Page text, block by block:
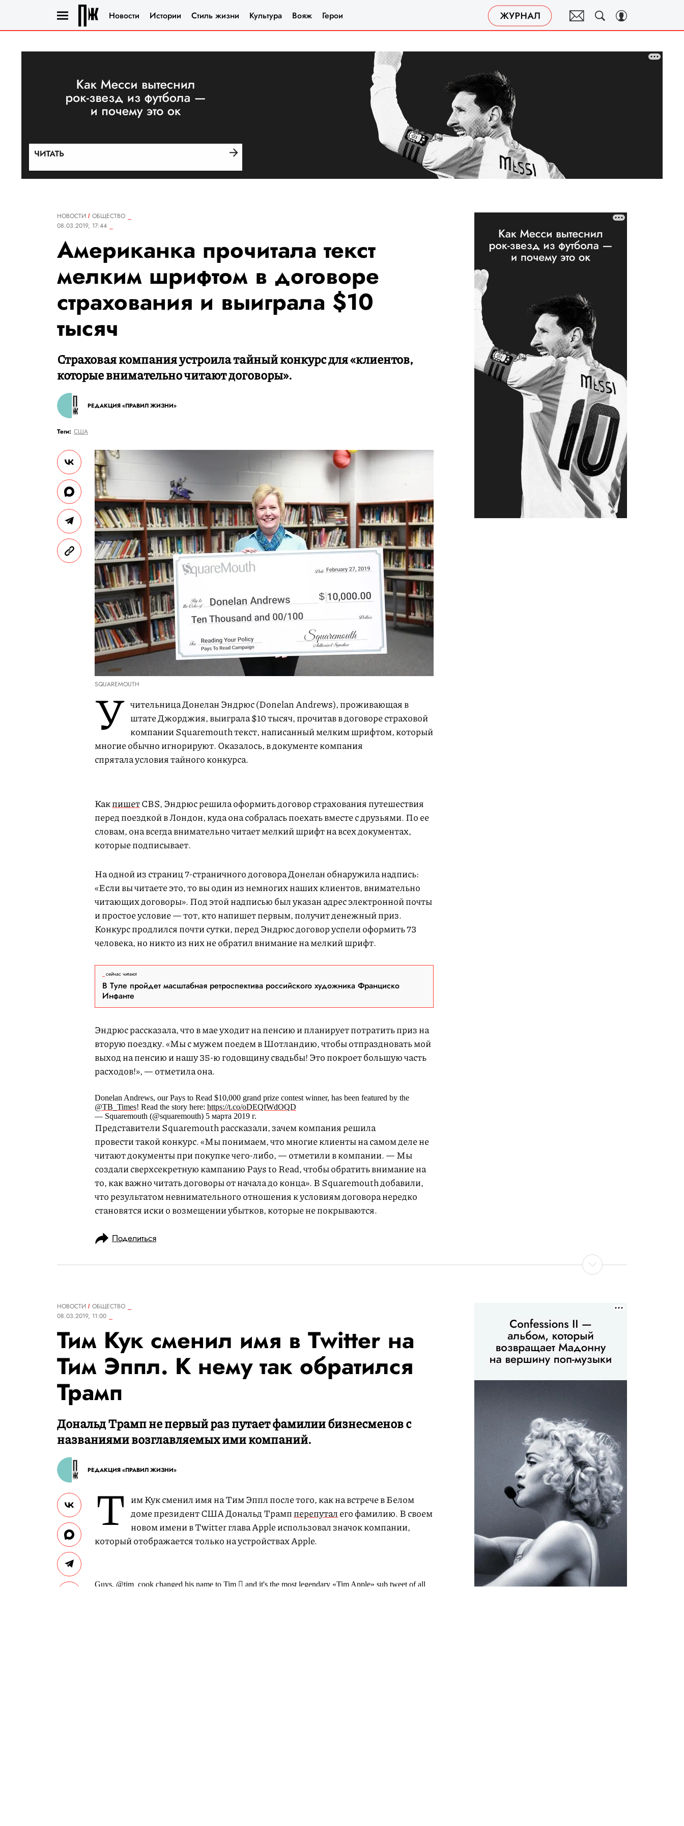
Новости Истории Стиль жизни Культура Вояж Герои
НОВОСТИ
ОБЩЕСТВО
08.03.2019, 17:44
Американка прочитала текст
мелким шрифтом в договоре
страхования и выиграла $10
тысяч
Страховая компания устроила тайный конкурс для «клиентов,
которые внимательно читают договоры».
РЕДАКЦИЯ «ПРАВИЛ ЖИЗНИ»
Теги: США
SQUAREMOUTH
У чительница Донелан Эндрюс (Donelan Andrews), проживающая в
штате Джорджия, выиграла $10 тысяч, прочитав в договоре страховой
компании Squaremouth текст, написанный мелким шрифтом, который
многие обычно игнорируют. Оказалось, в документе компания
спрятала условия тайного конкурса.
КакпишетCBS, Эндрюс решила оформить договор страхования путешествия
перед поездкой в Лондон, куда она собралась поехать вместе с друзьями. По ее
словам, она всегда внимательно читает мелкий шрифт на всех документах,
которые подписывает.
На одной из страниц 7-страничного договора Донелан обнаружила надпись:
«Если вы читаете это, то вы один из немногих наших клиентов, внимательно
читающих договоры». Под этой надписью был указан адрес электронной почты
и простое условие — тот, кто напишет первым, получит денежный приз.
Конкурс продлился почти сутки, перед Эндрюс договор успели оформить 73
человека, но никто из них не обратил внимание на мелкий шрифт.
сейчас читают
В Туле пройдет масштабная ретроспектива российского художника Франциско
Инфанте
Эндрюс рассказала, что в мае уходит на пенсию и планирует потратить приз на
вторую поездку. «Мы с мужем поедем в Шотландию, чтобы отпраздновать мой
выход на пенсию и нашу 35-ю годовщину свадьбы! Это покроет большую часть
расходов!», — отметила она.
Donelan Andrews, our Pays to Read $10,000 grand prize contest winner, has been featured by the
@TB_Times! Read the story here: https://t.co/oDEQfWdOQD
— Squaremouth (@squaremouth) 5 марта 2019 г.
Представители Squaremouth рассказали, зачем компания решила
провести такой конкурс. «Мы понимаем, что многие клиенты на самом деле не
читают документы при покупке чего-либо, — отметили в компании. — Мы
создали сверхсекретную кампанию Pays to Read, чтобы обратить внимание на
то, как важно читать договоры от начала до конца». В Squaremouth добавили,
что результатом невнимательного отношения к условиям договора нередко
становятся иски о возмещении убытков, которые не покрываются.
Поделиться
НОВОСТИ
ОБЩЕСТВО
08.03.2019, 11:00
Тим Кук сменил имя в Twitter на
Тим Эппл. К нему так обратился
Трамп
Дональд Трамп не первый раз путает фамилии бизнесменов с
названиями возглавляемых ими компаний.
РЕДАКЦИЯ «ПРАВИЛ ЖИЗНИ»
Т им Кук сменил имя на Тим Эппл после того, как на встрече в Белом
доме президент США Дональд Трампперепуталего фамилию. В своем
новом имени в Twitter глава Apple использовал значок компании,
который отображается только на устройствах Apple.
Guys, @tim_cook changed his name to Tim  and it's the most legendary «Tim Apple» sub tweet of all